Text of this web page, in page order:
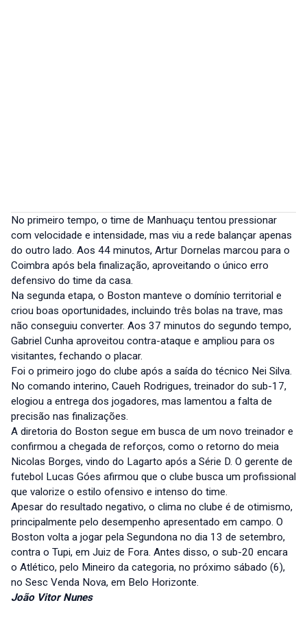
No primeiro tempo, o time de Manhuaçu tentou pressionar
com velocidade e intensidade, mas viu a rede balançar apenas
do outro lado. Aos 44 minutos, Artur Dornelas marcou para o
Coimbra após bela finalização, aproveitando o único erro
defensivo do time da casa.
Na segunda etapa, o Boston manteve o domínio territorial e
criou boas oportunidades, incluindo três bolas na trave, mas
não conseguiu converter. Aos 37 minutos do segundo tempo,
Gabriel Cunha aproveitou contra-ataque e ampliou para os
visitantes, fechando o placar.
Foi o primeiro jogo do clube após a saída do técnico Nei Silva.
No comando interino, Caueh Rodrigues, treinador do sub-17,
elogiou a entrega dos jogadores, mas lamentou a falta de
precisão nas finalizações.
A diretoria do Boston segue em busca de um novo treinador e
confirmou a chegada de reforços, como o retorno do meia
Nicolas Borges, vindo do Lagarto após a Série D. O gerente de
futebol Lucas Góes afirmou que o clube busca um profissional
que valorize o estilo ofensivo e intenso do time.
Apesar do resultado negativo, o clima no clube é de otimismo,
principalmente pelo desempenho apresentado em campo. O
Boston volta a jogar pela Segundona no dia 13 de setembro,
contra o Tupi, em Juiz de Fora. Antes disso, o sub-20 encara
o Atlético, pelo Mineiro da categoria, no próximo sábado (6),
no Sesc Venda Nova, em Belo Horizonte.
João Vitor Nunes